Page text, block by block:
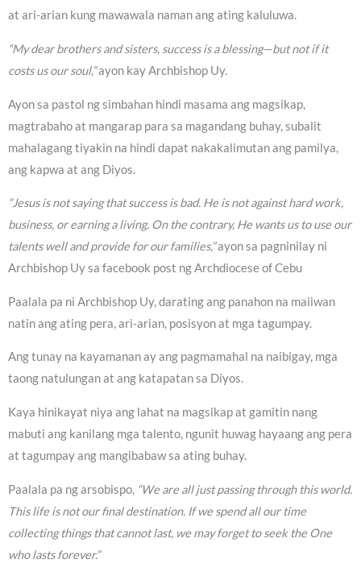
at ari-arian kung mawawala naman ang ating kaluluwa.
“My dear brothers and sisters, success is a blessing—but not if it
costs us our soul,”ayon kay Archbishop Uy.
Ayon sa pastol ng simbahan hindi masama ang magsikap,
magtrabaho at mangarap para sa magandang buhay, subalit
mahalagang tiyakin na hindi dapat nakakalimutan ang pamilya,
ang kapwa at ang Diyos.
“Jesus is not saying that success is bad. He is not against hard work,
business, or earning a living. On the contrary, He wants us to use our
talents well and provide for our families,”ayon sa pagninilay ni
Archbishop Uy sa facebook post ng Archdiocese of Cebu
Paalala pa ni Archbishop Uy, darating ang panahon na maiiwan
natin ang ating pera, ari-arian, posisyon at mga tagumpay.
Ang tunay na kayamanan ay ang pagmamahal na naibigay, mga
taong natulungan at ang katapatan sa Diyos.
Kaya hinikayat niya ang lahat na magsikap at gamitin nang
mabuti ang kanilang mga talento, ngunit huwag hayaang ang pera
at tagumpay ang mangibabaw sa ating buhay.
Paalala pa ng arsobispo, “We are all just passing through this world.
This life is not our final destination. If we spend all our time
collecting things that cannot last, we may forget to seek the One
who lasts forever.”